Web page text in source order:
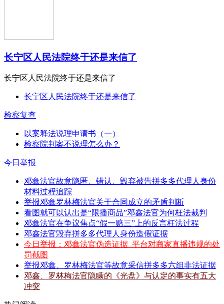
长宁区人民法院终于还是来信了
长宁区人民法院终于还是来信了
长宁区人民法院终于还是来信了
检察复查
以案释法说理申请书（一）
检察院判案不说理怎么办？
今日举报
邓鑫法官故意隐匿、错认、毁弃被告拼多多代理人身份
材料过程追踪
举报邓鑫罗林梅法官关于合同成立的矛盾判断
看图就可以认出是“限播商品”邓鑫法官为何枉法裁判
邓鑫法官在争议焦点“假一赔三”上的反言枉法过程
邓鑫法官毁弃拼多多代理人身份造假证据
今日举报：邓鑫法官伪造证据_平台对商家直播违规的处
罚截图
举报邓鑫、罗林梅法官等故意采信拼多多六组非法证据
邓鑫、罗林梅法官隐瞒的《光盘》与认定的事实有五大
冲突